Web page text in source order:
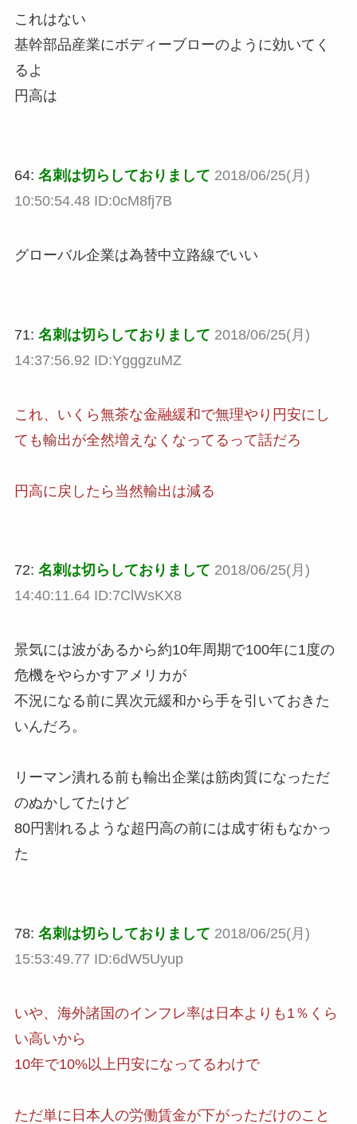
これはない
基幹部品産業にボディーブローのように効いてく
るよ
円高は
64: 名刺は切らしておりまして 2018/06/25(月)
10:50:54.48 ID:0cM8fj7B
グローバル企業は為替中立路線でいい
71: 名刺は切らしておりまして 2018/06/25(月)
14:37:56.92 ID:YgggzuMZ
これ、いくら無茶な金融緩和で無理やり円安にし
ても輸出が全然増えなくなってるって話だろ
円高に戻したら当然輸出は減る
72: 名刺は切らしておりまして 2018/06/25(月)
14:40:11.64 ID:7ClWsKX8
景気には波があるから約10年周期で100年に1度の
危機をやらかすアメリカが
不況になる前に異次元緩和から手を引いておきた
いんだろ。
リーマン潰れる前も輸出企業は筋肉質になっただ
のぬかしてたけど
80円割れるような超円高の前には成す術もなかっ
た
78: 名刺は切らしておりまして 2018/06/25(月)
15:53:49.77 ID:6dW5Uyup
いや、海外諸国のインフレ率は日本よりも1％くら
い高いから
10年で10%以上円安になってるわけで
ただ単に日本人の労働賃金が下がっただけのこと